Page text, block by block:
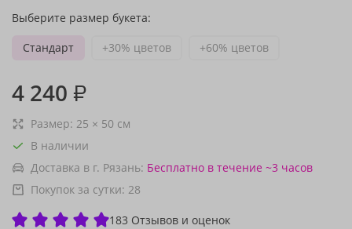
Выберите размер букета:
Стандарт
+30% цветов +60% цветов
4 240 ₽
Размер: 25 × 50 см
В наличии
Доставка в г. Рязань: Бесплатно в течение ~3 часов
Покупок за сутки: 28
183 Отзывов и оценок